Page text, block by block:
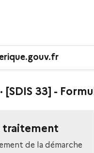
[SDIS 33] -
traitement
de la démarche